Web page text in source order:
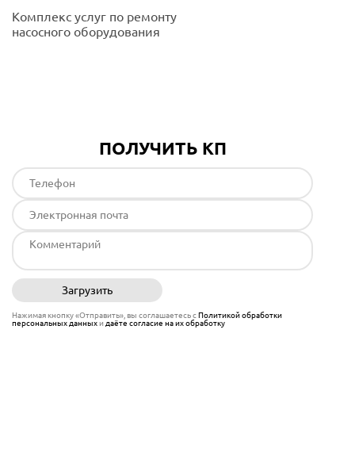
Комплекс услуг по ремонту
насосного оборудования
ПОЛУЧИТЬ КП
Загрузить
Нажимая кнопку «Отправить», вы соглашаетесь сПолитикой обработки
персональных данныхи даёте согласие на их обработку